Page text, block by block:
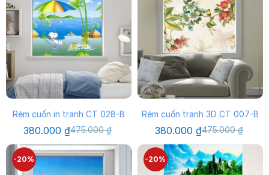
Rèm cuốn in tranh CT 028-B
475.000₫
Giá
gốc
là:
475.000 ₫.
380.000 ₫Giá
hiện
tại
là:
380.000 ₫.
Rèm cuốn tranh 3D CT 007-B
475.000₫
Giá
gốc
là:
475.000 ₫.
380.000 ₫Giá
hiện
tại
là:
380.000 ₫.
-20% -20%